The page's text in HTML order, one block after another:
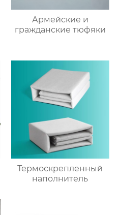
Армейские и
гражданские тюфяки
Термоскрепленный
наполнитель